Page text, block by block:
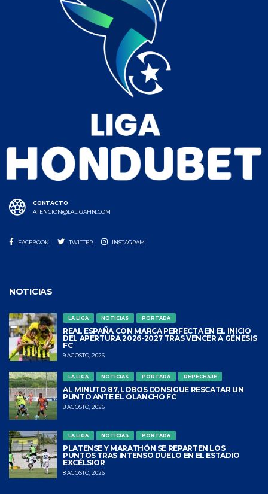
CONTACTO
ATENCION@LALIGAHN.COM
FACEBOOK TWITTER INSTAGRAM
NOTICIAS
LA LIGA NOTICIAS PORTADA
REAL ESPAÑA CON MARCA PERFECTA EN EL INICIO
DEL APERTURA 2026-2027 TRAS VENCER A GÉNESIS
FC
9 AGOSTO, 2026
LA LIGA NOTICIAS PORTADA REPECHAJE
AL MINUTO 87, LOBOS CONSIGUE RESCATAR UN
PUNTO ANTE EL OLANCHO FC
8 AGOSTO, 2026
LA LIGA NOTICIAS PORTADA
PLATENSE Y MARATHÓN SE REPARTEN LOS
PUNTOS TRAS INTENSO DUELO EN EL ESTADIO
EXCÉLSIOR
8 AGOSTO, 2026